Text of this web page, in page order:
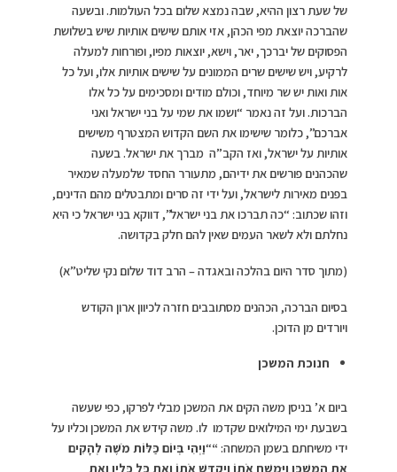
של שעת רצון ההיא, שבה נמצא שלום בכל העולמות. ובשעה
שהברכה יוצאת מפי הכהן, אזי אותם שישים אותיות שיש בשלושת
הפסוקים של יברכך, יאר, וישא, יוצאות מפיו, ופורחות למעלה
לרקיע, ויש שישים שרים הממונים על שישים אותיות אלו, ועל כל
אות ואות יש שר מיוחד, וכולם מודים ומסכימים על כל אלו
הברכות. ועל זה נאמר “ושמו את שמי על בני ישראל ואני
אברכם”, כלומר שישימו את השם הקדוש המצטרף משישים
אותיות על ישראל, ואז הקב”ה מברך את ישראל. בשעה
שהכהנים פורשים את ידיהם, מתעורר החסד שלמעלה שמאיר
בפנים מאירות לישראל, ועל ידי זה סרים ומתבטלים מהם הדינים,
וזהו שכתוב: “כה תברכו את בני ישראל”, דווקא בני ישראל כי היא
נחלתם ולא לשאר העמים שאין להם חלק בקדושה.
(מתוך סדר היום בהלכה ובאגדה – הרב דוד שלום נקי שליט”א)
בסיום הברכה, הכהנים מסתובבים חזרה לכיוון ארון הקודש
ויורדים מן הדוכן.
חנוכת המשכן
ביום א’ בניסן משה הקים את המשכן מבלי לפרקו, כפי שעשה
בשבעת ימי המילואים שקדמו לו. משה קידש את המשכן וכליו על
ידי משיחתם בשמן המשחה:“
“וַיְהִי בְּיוֹם כַּלּוֹת מֹשֶׁה לְהָקִים
אֶת הַמִּשְׁכָּן וַיִּמְשַׁח אֹתוֹ וַיְקַדֵּשׁ אֹתוֹ וְאֶת כָּל כֵּלָיו וְאֶת